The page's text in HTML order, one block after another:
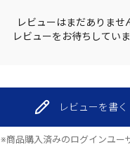
レビューはまだありませ
レビューをお待ちしていま
レビューを書く
※商品購入済みのログインユー